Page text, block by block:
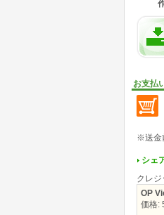
お支払
※送金
シェ
クレジ
OP
価格: